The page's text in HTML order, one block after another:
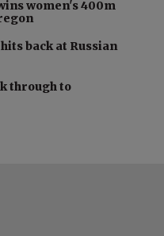
women's 400m
back at Russian
through to